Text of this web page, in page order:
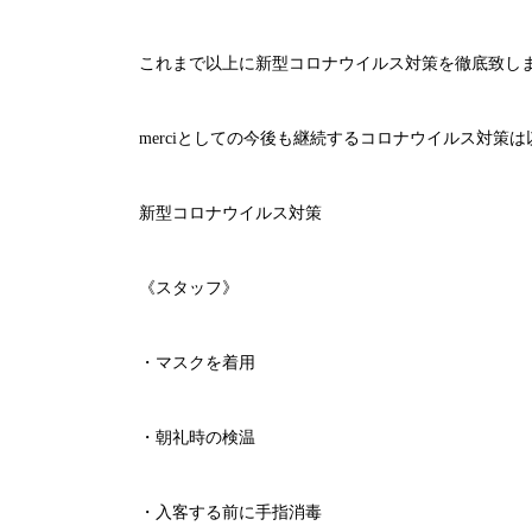
これまで以上に新型コロナウイルス対策を徹底致し
merci としての今後も継続するコロナウイルス対策は
新型コロナウイルス対策
《スタッフ》
・マスクを着用
・朝礼時の検温
・入客する前に手指消毒